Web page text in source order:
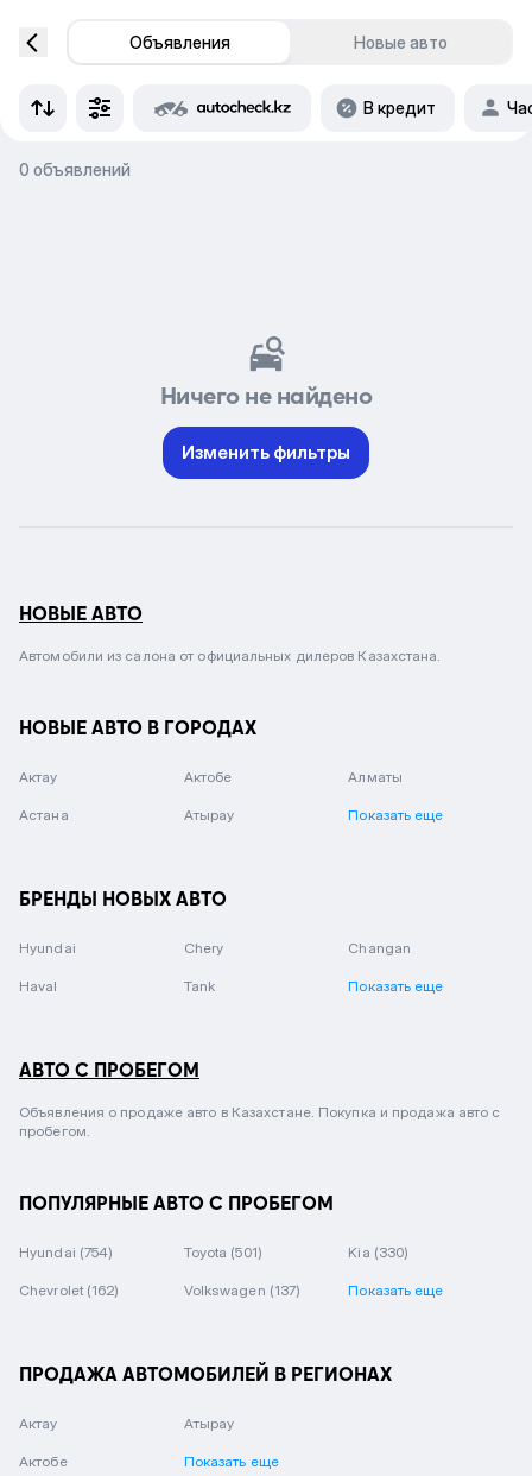
Объявления Новые авто
В кредит
0 объявлений
Ничего не найдено
Изменить фильтры
НОВЫЕ АВТО
Автомобили из салона от официальных дилеров Казахстана.
НОВЫЕ АВТО В ГОРОДАХ
Актау Актобе Алматы
Астана Атырау Показать еще
БРЕНДЫ НОВЫХ АВТО
Hyundai Chery Changan
Haval Tank Показать еще
АВТО С ПРОБЕГОМ
Объявления о продаже авто в Казахстане. Покупка и продажа авто с
пробегом.
ПОПУЛЯРНЫЕ АВТО С ПРОБЕГОМ
Hyundai (754) Toyota (501) Kia (330)
Chevrolet (162) Volkswagen (137) Показать еще
ПРОДАЖА АВТОМОБИЛЕЙ В РЕГИОНАХ
Актау
Актобе
Атырау
Показать еще